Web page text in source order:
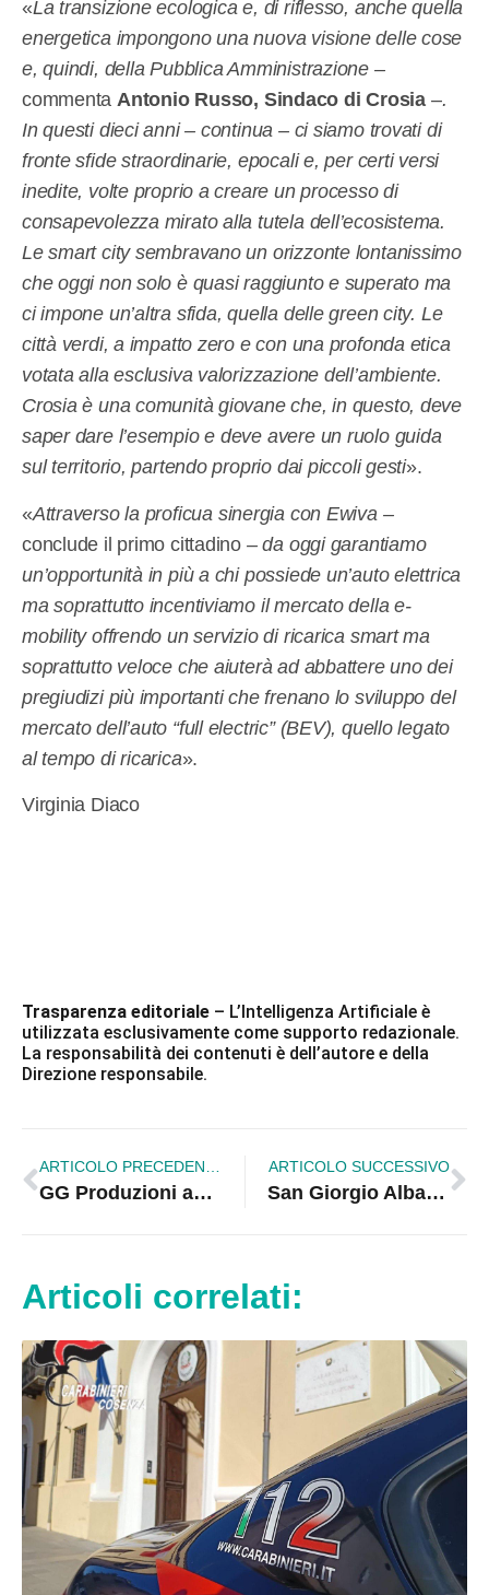
«La transizione ecologica e, di riflesso, anche quella
energetica impongono una nuova visione delle cose
e, quindi, della Pubblica Amministrazione –
commentaAntonio Russo, Sindaco di Crosia –.
In questi dieci anni – continua – ci siamo trovati di
fronte sfide straordinarie, epocali e, per certi versi
inedite, volte proprio a creare un processo di
consapevolezza mirato alla tutela dell’ecosistema.
Le smart city sembravano un orizzonte lontanissimo
che oggi non solo è quasi raggiunto e superato ma
ci impone un’altra sfida, quella delle green city. Le
città verdi, a impatto zero e con una profonda etica
votata alla esclusiva valorizzazione dell’ambiente.
Crosia è una comunità giovane che, in questo, deve
saper dare l’esempio e deve avere un ruolo guida
sul territorio, partendo proprio dai piccoli gesti».
«Attraverso la proficua sinergia con Ewiva –
conclude il primo cittadino – da oggi garantiamo
un’opportunità in più a chi possiede un’auto elettrica
ma soprattutto incentiviamo il mercato della e-
mobility offrendo un servizio di ricarica smart ma
soprattutto veloce che aiuterà ad abbattere uno dei
pregiudizi più importanti che frenano lo sviluppo del
mercato dell’auto “full electric” (BEV), quello legato
al tempo di ricarica».
Virginia Diaco
Trasparenza editoriale – L’Intelligenza Artificiale è
utilizzata esclusivamente come supporto redazionale.
La responsabilità dei contenuti è dell’autore e della
Direzione responsabile.
GG Produzioni annuncia l’evento “Mercatini di Natale” per la Calabria
ARTICOLO SUCCESSIVO
San Giorgio Albanese, 41mila euro per avviare nuove attività: un’opportunità contro lo spopolamento
Articoli correlati: